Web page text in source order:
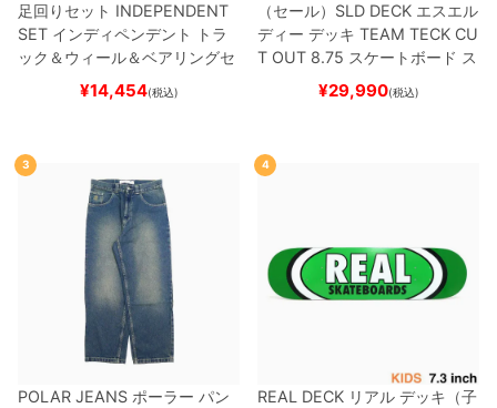
足回りセット INDEPENDENT
SET インディペンデント
トラ
ック＆ウィール＆ベアリングセ
（トリック用）
ード スケボー
¥14,454(税込)
（セール） SLD DECK エスエル
ディー デッキ TEAM TECK CU
T OUT 8.75 スケートボード ス
¥29,990(税込)
3
POLAR JEANS ポーラー パン
4
REAL DECK リアル デッキ（子